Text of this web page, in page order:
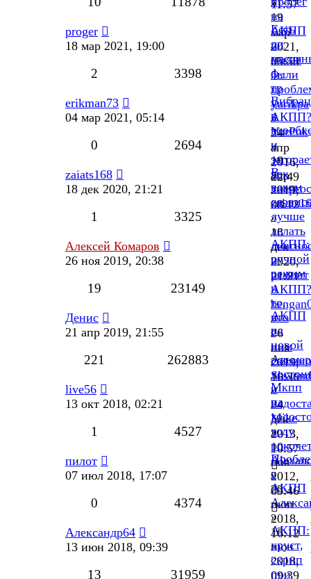
11:57
19
мар
2021,
05:58
на
АКПП
и
какие
были
yurikpa
»
24
апр
2016,
22:49
proger
18 мар 2021, 19:00
Есть
ли
ф-
тр
у
АКПП?
YurPok
»
19
апр
2019,
08:12
2 3398
erikman73
04 мар 2021, 05:14
в
и
чек
»
18
дек
2020,
21:21
0 2694
zaiats168
18 дек 2020, 21:21
В
каком
лучше
делать
и
ремонт
АКПП?
»
26
ноя
2019,
16:36
1 3325
Алексей Комаров
26 ноя 2019, 20:38
АКПП:
ручной
режим
и
то,
что
с
ним
связано
»
24
дек
2013,
10:57
19 23149
Денис
21 апр 2019, 21:55
АКПП
на
новой
и
Mike
»
10
ноя
2012,
09:46
221 262883
live56
13 окт 2018, 02:21
Мкпп
на
ходу
»
23
июн
2018,
16:12
1 4527
пилот
07 июл 2018, 17:07
с
АКПП
»
13
июн
2018,
09:39
0 4374
Александр64
13 июн 2018, 09:39
АКПП:
хруст,
скрип
при
13 31959